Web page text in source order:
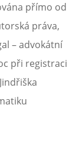
přímo od
práva,
– advokátní
při registraci